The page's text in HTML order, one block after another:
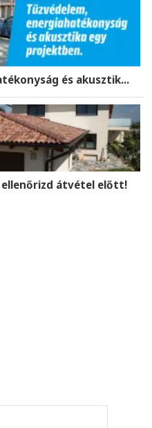
és akusztik...
ellenőrizd átvétel előtt!